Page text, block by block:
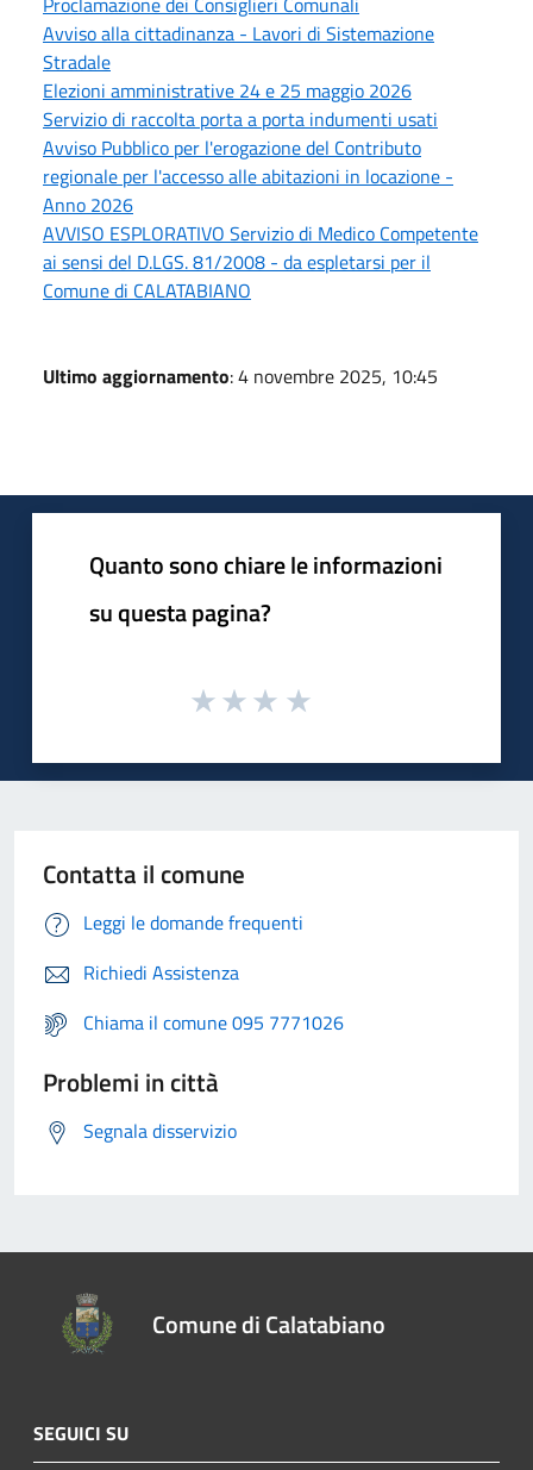
Avviso alla cittadinanza - Lavori di Sistemazione
Stradale
Elezioni amministrative 24 e 25 maggio 2026
Servizio di raccolta porta a porta indumenti usati
Avviso Pubblico per l'erogazione del Contributo
regionale per l'accesso alle abitazioni in locazione -
Anno 2026
AVVISO ESPLORATIVO Servizio di Medico Competente
ai sensi del D.LGS. 81/2008 - da espletarsi per il
Comune di CALATABIANO
Ultimo aggiornamento: 4 novembre 2025, 10:45
Quanto sono chiare le informazioni
su questa pagina?
Contatta il comune
Leggi le domande frequenti
Richiedi Assistenza
Chiama il comune 095 7771026
Problemi in città
Segnala disservizio
Comune di Calatabiano
SEGUICI SU